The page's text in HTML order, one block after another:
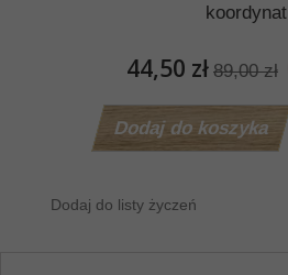
koordynat
44,50 zł 89,00 zł
Dodaj do koszyka
Dodaj do listy życzeń